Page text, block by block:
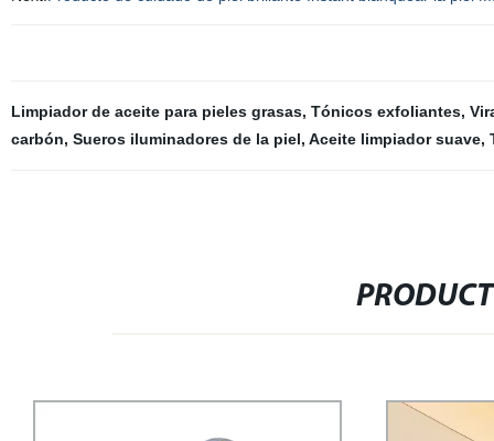
Limpiador de aceite para pieles grasas, Tónicos exfoliantes,
carbón, Sueros iluminadores de la piel, Aceite limpiador suave,